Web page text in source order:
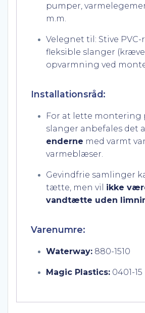
pumper,
m.m.
Velegnet til: Stive PVC-
fleksible slanger
opvarmning ved
Installationsråd:
For at lette montering
slanger anbefales det
enderne med varmt
varmeblæser.
Gevindfrie samlinger
tætte, men vil ikke
vandtætte uden
Varenumre:
Waterway: 880-1510
Magic Plastics: 0401-15